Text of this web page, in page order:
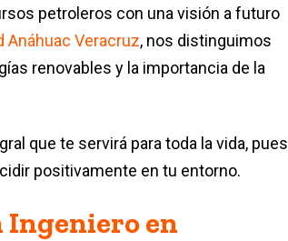
petroleros con una visión a futuro
Anáhuac Veracruz, nos distinguimos
renovables y la importancia de la
que te servirá para toda la vida, pues
positivamente en tu entorno.
Ingeniero en